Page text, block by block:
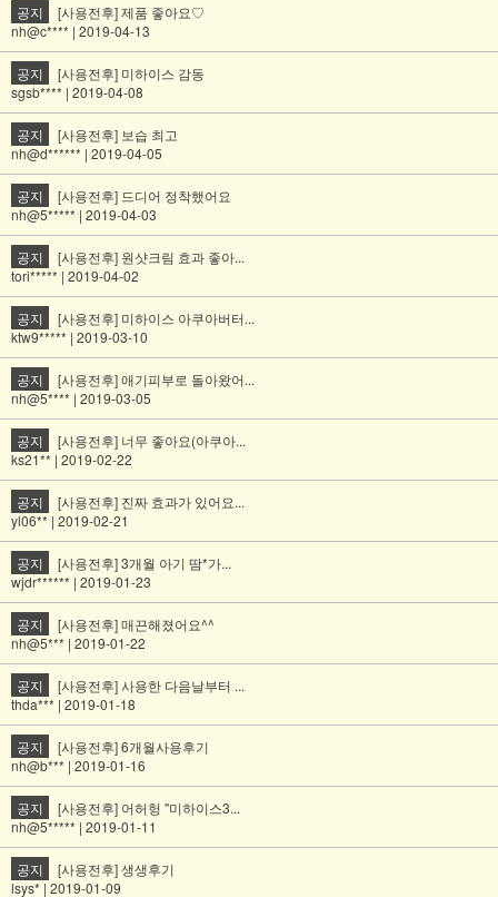
공지
[사용전후] 제품 좋아요♡
nh@c**** | 2019-04-13
공지
[사용전후] 미하이스 감동
sgsb**** | 2019-04-08
공지
[사용전후] 보습 최고
nh@d****** | 2019-04-05
공지
[사용전후] 드디어 정착했어요
nh@5***** | 2019-04-03
공지
[사용전후] 원샷크림 효과 좋아...
tori***** | 2019-04-02
공지
[사용전후] 미하이스 아쿠아버터...
ktw9***** | 2019-03-10
공지
[사용전후] 애기피부로 돌아왔어...
nh@5**** | 2019-03-05
공지
[사용전후] 너무 좋아요(아쿠아...
ks21** | 2019-02-22
공지
[사용전후] 진짜 효과가 있어요...
yl06** | 2019-02-21
공지
[사용전후] 3개월 아기 땀*가...
wjdr****** | 2019-01-23
공지
[사용전후] 매끈해졌어요^^
nh@5*** | 2019-01-22
공지
[사용전후] 사용한 다음날부터 ...
thda*** | 2019-01-18
공지
[사용전후] 6개월사용후기
nh@b*** | 2019-01-16
공지
[사용전후] 어허헝 "미하이스3...
nh@5***** | 2019-01-11
공지
[사용전후] 생생후기
lsys* | 2019-01-09